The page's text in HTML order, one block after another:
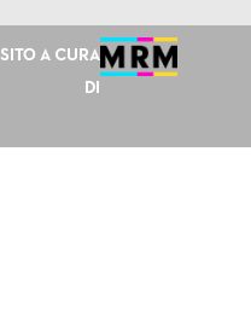
Sito a cura
di